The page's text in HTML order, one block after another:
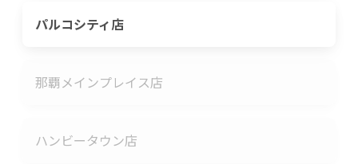
パルコシティ店
那覇メインプレイス店
ハンビータウン店